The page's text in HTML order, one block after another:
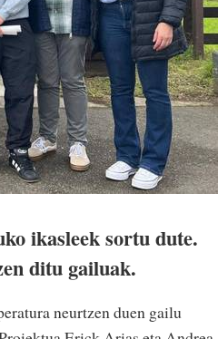
ikasleeksortu dute.
ditu gailuak.
neurtzen duen gailu